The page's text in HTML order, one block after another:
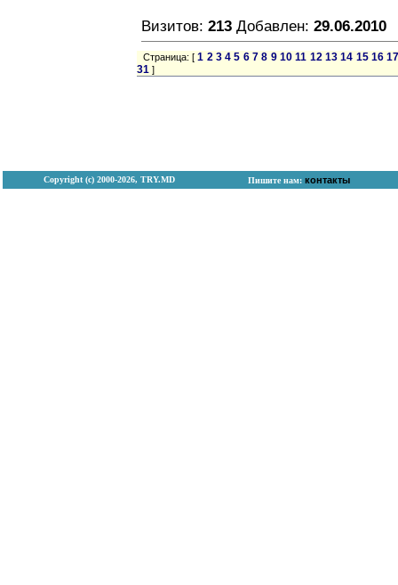
Визитов: 213 Добавлен: 29.06.2010
Страница: [1 2 3 4 5 6 7 8 9 10 11 12 13 14 15 16
31 ]
Copyright (с) 2000-2026, TRY.MD Пишите нам: контакты